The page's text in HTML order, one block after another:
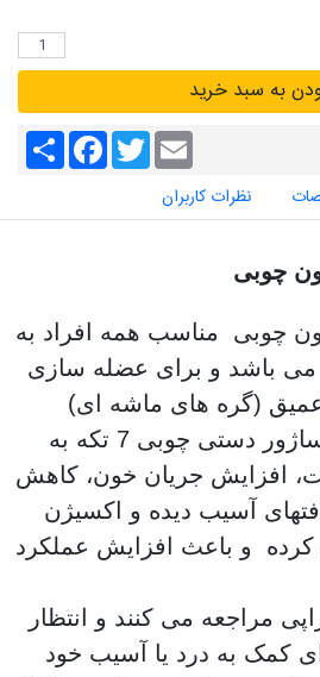
به سبد خرید
S
a
e
F
c
b
T
w
t
i
l
نظرات کاربران
چوبی مناسب همه افراد به
باشد و برای عضله سازی
(گره های ماشه ای)
بسیار مفید است.ماساژور دستی چوبی 7 تکه به
افزایش جریان خون، کاهش
آسیب دیده و اکسیژن
و باعث افزایش عملکرد
مراجعه می کنند و انتظار
کمک به درد یا آسیب خود